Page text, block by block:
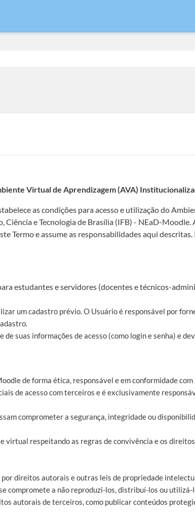
Virtual de Aprendizagem (AVA)
as condições para acesso e utilização do
e Tecnologia de Brasília (IFB) - NEaD-
Termo e assume as responsabilidades aqui
estudantes e servidores (docentes e técnicos-
um cadastro prévio. O Usuário é responsável por
suas informações de acesso (como login e senha) e
de forma ética, responsável e em conformidade
de acesso com terceiros e é exclusivamente
comprometer a segurança, integridade ou
virtual respeitando as regras de convivência e os
direitos autorais e outras leis de propriedade
compromete a não reproduzi-los, distribuí-los ou
autorais de terceiros, como publicar conteúdos